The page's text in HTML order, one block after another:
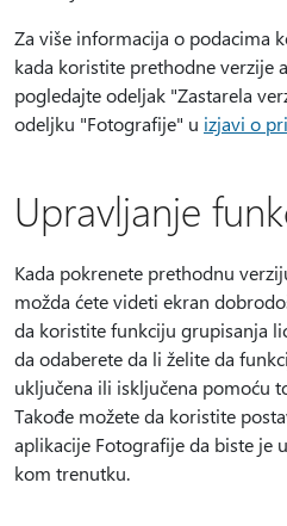
Za više informacija o podacima
kada koristite prethodne verzije
pogledajte odeljak "Zastarela
odeljku "Fotografije" u izjavi o
Upravljanje
Kada pokrenete prethodnu
možda ćete videti ekran
da koristite funkciju grupisanja
da odaberete da li želite da
uključena ili isključena pomoću
Takođe možete da koristite
aplikacije Fotografije da biste je
kom trenutku.